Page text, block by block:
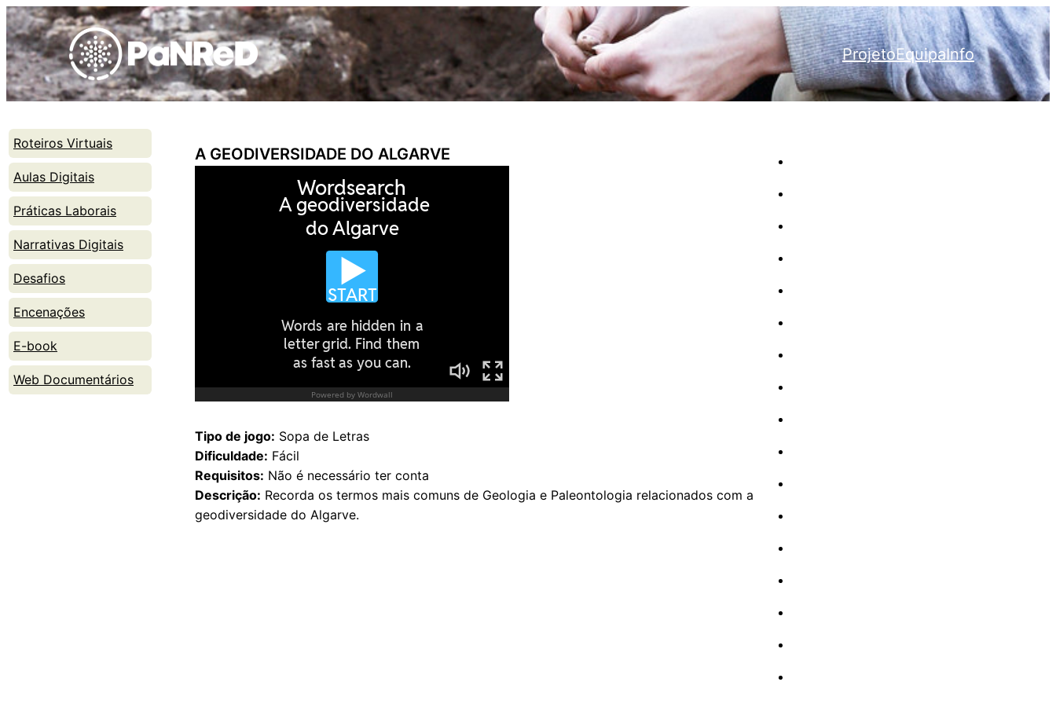
Skip
to
content
ProjetoEquipaInfo
Roteiros Virtuais
Aulas Digitais
Práticas Laborais
Narrativas Digitais
Desafios
Encenações
E-book
Web Documentários
A GEODIVERSIDADE DO ALGARVE
Tipo de jogo: Sopa de Letras
Dificuldade: Fácil
Requisitos: Não é necessário ter conta
Descrição: Recorda os termos mais comuns de Geologia e Paleontologia relacionados com a
geodiversidade do Algarve.